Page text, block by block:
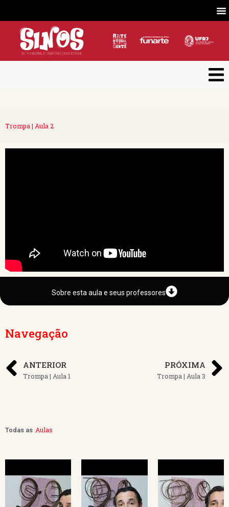
Trompa | Aula 2
Sobre esta aula e seus professores
Navegação
ANTERIOR
Trompa | Aula 1
PRÓXIMA
Trompa | Aula 3
Todas as Aulas